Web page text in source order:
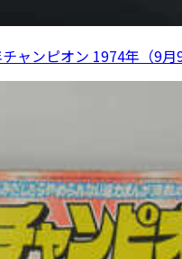
チャンピオン 1974年（9